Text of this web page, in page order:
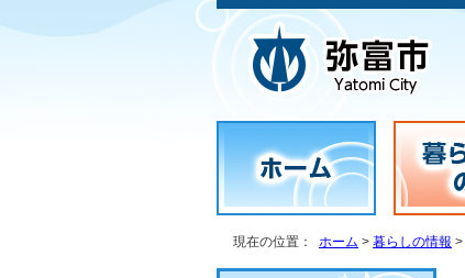
現在の位置： ホーム > 暮らしの情報 >